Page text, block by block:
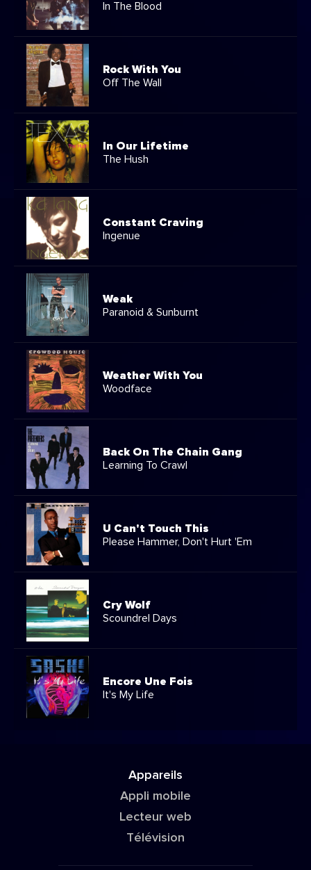
In The Blood
Rock With You
Off The Wall
In Our Lifetime
The Hush
Constant Craving
Ingenue
Weak
Paranoid & Sunburnt
Weather With You
Woodface
Back On The Chain Gang
Learning To Crawl
U Can't Touch This
Please Hammer, Don't Hurt 'Em
Cry Wolf
Scoundrel Days
Encore Une Fois
It's My Life
Appareils
Appli mobile
Lecteur web
Télévision